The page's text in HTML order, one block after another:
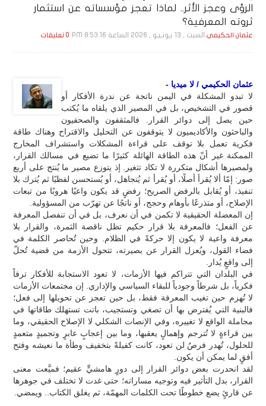
الرؤى وعجز الأثر.. لماذا تعجز مؤسساته عن استثمار
ثروته المعرفية؟
عثمان الحكيمي السبت , 13 يـونـيـو , 2026 الساعة 8:53:16 PM 0 تعليقات
عثمان الحكيمي / لا ميديا -
لا تبدو المشكلة في اليمن ناتجة عن ندرة الأفكار أو
قصور في التشخيص، بل في المصير الذي يلقاه ما يُكتب
حين يصل إلى دوائر القرار. فالمثقفون والصحفيون
والباحثون والأكاديميون لا يتوقفون عن التحليل والاقتراح وهناك طاقة
فكرية تعمل بلا توقف على قراءة المشكلات واستشراف المخارج
الممكنة غير أنّ هذه الطاقة الهائلة كثيرًا ما تضيع في مسالك القرار،
ولمصيرها أشكال متكررة لا تكاد تتغير. إذ يتوزع مصير ما يُنتج على أربع
صور: إمّا ألا يُقرأ أصلًا، أو يُقرأ ثم يُتجاهل، أو يُستحسن لفظيًا ثم يُترك بلا
تنفيذ، أو يُقابل بالرفض الصريح؛ رفضٍ قد يكون واعيًا هروبًا من تبعات
الإصلاح، أو متذرعًا بأوهام وحجج، أو ناتجًا عن تهرّب من المسؤولية.
إن المعضلة الحقيقية لا تكمن في أن نعرف، بل في أن تنفصل المعرفة
عن الفعل؛ فالمعرفة بلا قرار حكيم تظل ناقصة الثمرة، والقرار بلا
معرفة واعية لا يكون إلا حركةً في الظلام. وحين تُحاصر الكلمة في
فضاء القول، ويُعزل القرار عن بصيرته، تتحول الأزمة من قضية تُحلّ
إلى واقعٍ يُدار.
في البلدان التي تتراكم فيها الأزمات، لا تعود الاستجابة للأفكار ترفاً
فكرياً، بل شرطاً وجودياً للبقاء السياسي والإداري. إن مجتمعات الأزمات
لا تُهزم حين تغيب المعرفة فقط، بل حين تعجز عن تحويلها إلى فعل؛
فالبنية التي يُفترض بها أن تصغي وتستجيب، باتت تستهلك طاقاتها في
مجاملة الواقع لا تغييره، وفي الإنصات الشكلي لا الإصلاح الحقيقي، وما
بين قراءةٍ لا تُترجم وإهمالٍ يعقبها، وما بين إعجابٍ عابرٍ وتجميدٍ متعمدٍ
للحلول، تُهدر فرصٌ لن تعود، كانت كفيلةً بتخفيف وطأة ما نعيشه وفتح
أفقٍ لما يمكن أن يكون.
لقد انحدرت بعض دوائر القرار إلى دورٍ هامشيٍّ عقيم؛ فميَّعت معنى
القرار، بدل التأثير فيه وتوجيه مساراته؛ حتى غدت لا تختلف في جوهرها
عن قارئٍ يضع خطوطًا تحت الكلمات المهمّة، ثم يغلق الكتاب.. ويمضي.